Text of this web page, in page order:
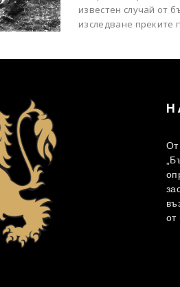
известен случай от
изследване преките
От
от